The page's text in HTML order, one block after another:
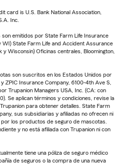
card is U.S. Bank National Association,
Inc.
emitidos por State Farm Life Insurance
WI) State Farm Life and Accident Assurance
y Wisconsin) Oficinas centrales, Bloomington,
son suscritos en los Estados Unidos por
ZPIC Insurance Company, 6100-4th Ave S,
Trupanion Managers USA, Inc. (CA: con
Se aplican términos y condiciones, revise la
para obtener detalles. State Farm
sus subsidiarias y afiliadas no ofrecen ni
los productos de seguro de mascotas.
y no está afiliada con Trupanion ni con
tiene una póliza de seguro médico
de seguros o la compra de una nueva